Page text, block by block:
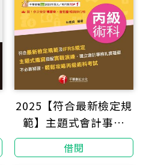
2025【符合最新檢定規
範】主題式會計事務
（人工記帳、資訊）丙
級 技能檢定術科滿分題
借閱